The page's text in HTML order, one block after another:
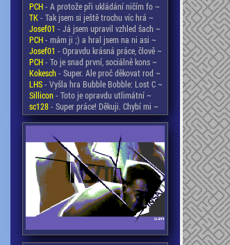
PCH- A protože při ukládání ničím fo ~
TK- Tak jsem si ještě trochu víc hrá ~
Josef01 - Já jsem upravil vzhled šach ~
PCH- mám ji ;) a hral jsem na ni asi ~
Josef01 - Opravdu krásná práce, člově ~
PCH- To je snad první, sociálně kons ~
Kokesch- Super. Ale proč děkovat rod ~
LHS- Vyšla hra Bubble Bobble: Lost C ~
Sillicon- Toto je opravdu utlimátní ~
sc128- Super práce! Děkuji. Chybí mi ~